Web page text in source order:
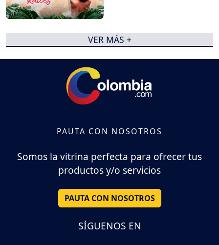
VER MÁS +
PAUTA CON NOSOTROS
Somos la vitrina perfecta para ofrecer tus
productos y/o servicios
PAUTA CON NOSOTROS
SÍGUENOS EN